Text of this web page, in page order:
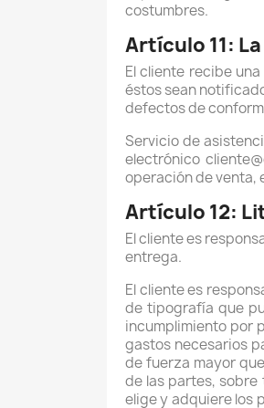
costumbres.
Artículo 11:
El cliente recibe
éstos sean
defectos de
Servicio de
electrónico
operación de venta,
Artículo 12:
El cliente es
entrega.
El cliente es
de tipografía que
incumplimiento por
gastos necesarios
de fuerza mayor
de las partes,
elige y adquiere los